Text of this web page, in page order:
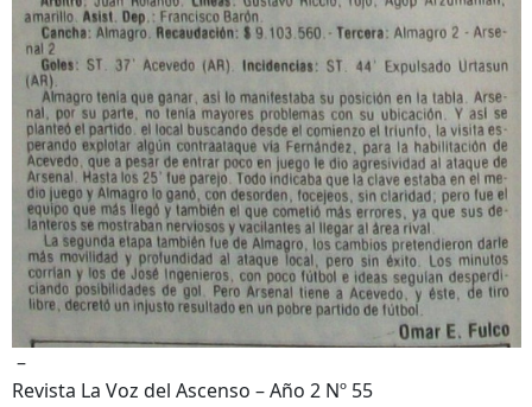
–
Revista La Voz del Ascenso – Año 2 Nº 55